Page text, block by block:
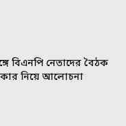
বিএনপি নেতাদের বৈঠক
নিয়ে আলোচনা